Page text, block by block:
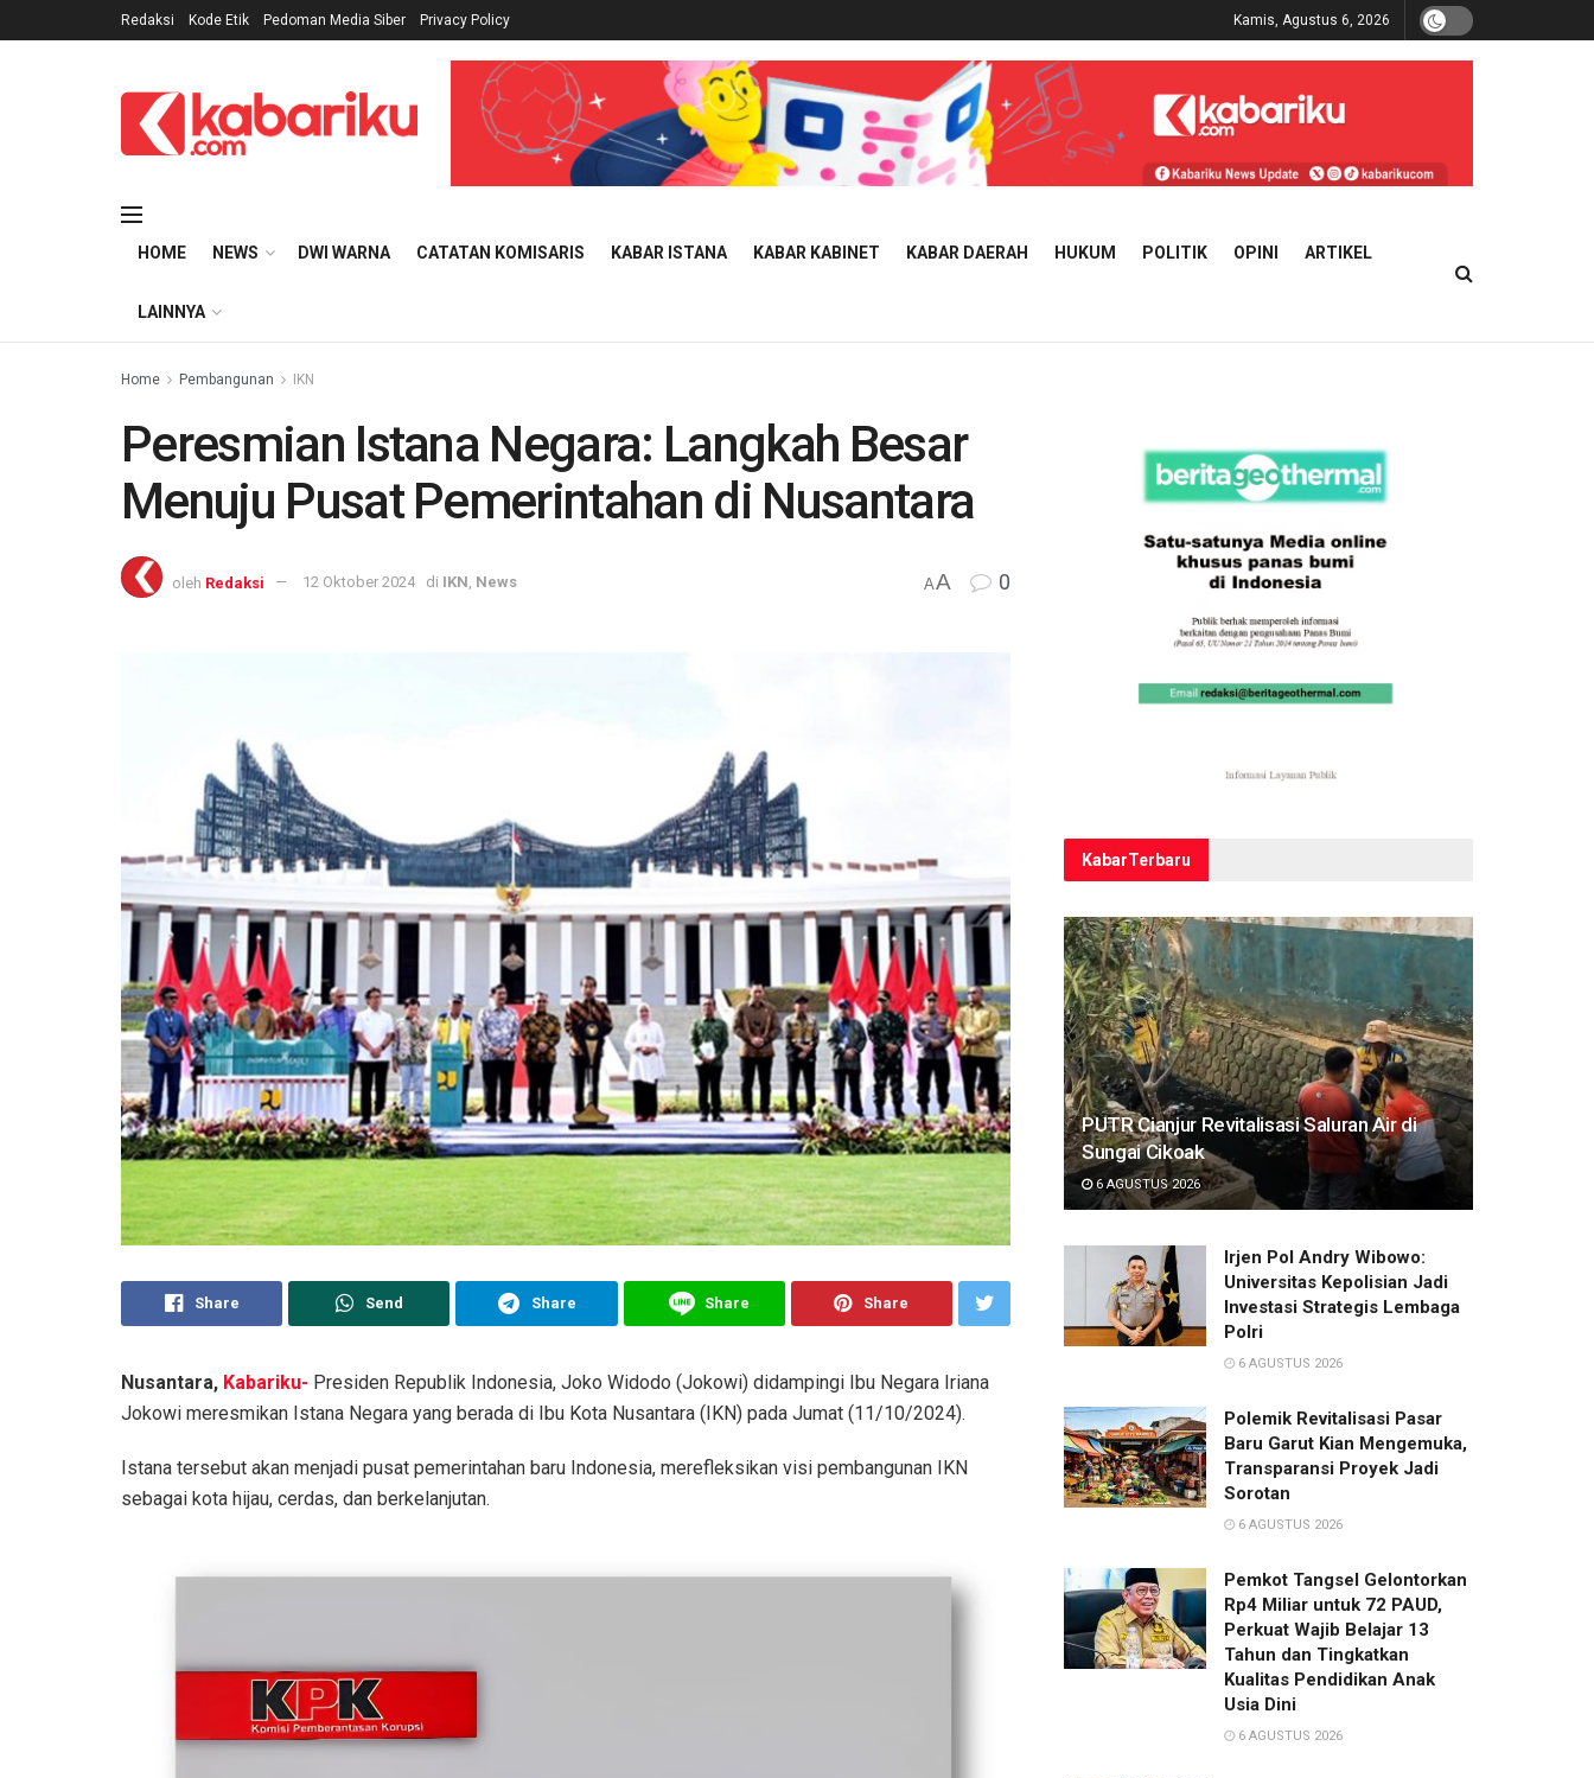
Redaksi Kode Etik Pedoman Media Siber Privacy Policy Kamis, Agustus 6, 2026
HOME NEWS DWI WARNA CATATAN KOMISARIS KABAR ISTANA KABAR KABINET KABAR DAERAH HUKUM POLITIK OPINI ARTIKEL
LAINNYA
Home Pembangunan IKN
Peresmian Istana Negara: Langkah Besar
Menuju Pusat Pemerintahan di Nusantara
oleh Redaksi 12 Oktober 2024 di IKN, News AA 0
Share Send Share Share Share
Nusantara, Kabariku- Presiden Republik Indonesia, Joko Widodo (Jokowi) didampingi Ibu Negara Iriana
Jokowi meresmikan Istana Negara yang berada di Ibu Kota Nusantara (IKN) pada Jumat (11/10/2024).
Istana tersebut akan menjadi pusat pemerintahan baru Indonesia, merefleksikan visi pembangunan IKN
sebagai kota hijau, cerdas, dan berkelanjutan.
KabarTerbaru
PUTR Cianjur Revitalisasi Saluran Air di
Sungai Cikoak
6 AGUSTUS 2026
Irjen Pol Andry Wibowo:
Universitas Kepolisian Jadi
Investasi Strategis Lembaga
Polri
6 AGUSTUS 2026
Polemik Revitalisasi Pasar
Baru Garut Kian Mengemuka,
Transparansi Proyek Jadi
Sorotan
6 AGUSTUS 2026
Pemkot Tangsel Gelontorkan
Rp4 Miliar untuk 72 PAUD,
Perkuat Wajib Belajar 13
Tahun dan Tingkatkan
Kualitas Pendidikan Anak
Usia Dini
6 AGUSTUS 2026